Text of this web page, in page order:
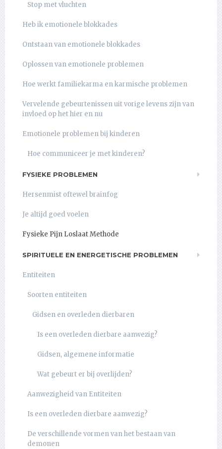
Stop met vluchten
Heb ik emotionele blokkades
Ontstaan van emotionele blokkades
Oplossen van emotionele problemen
Hoe werkt familiekarma en karmische problemen
Vervelende gebeurtenissen uit vorige levens zijn van
invloed op het hier en nu
Emotionele problemen bij kinderen
Hoe communiceer je met kinderen?
FYSIEKE PROBLEMEN
Hersenmist oftewel brainfog
Je altijd goed voelen
Fysieke Pijn Loslaat Methode
SPIRITUELE EN ENERGETISCHE PROBLEMEN
Entiteiten
Soorten entiteiten
Gidsen en overleden dierbaren
Is een overleden dierbare aanwezig?
Gidsen, algemene informatie
Wat gebeurt er bij overlijden?
Aanwezigheid van Entiteiten
Is een overleden dierbare aanwezig?
De verschillende vormen van het bestaan van
demonen